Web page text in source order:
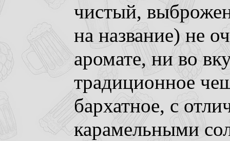
чистый,
на название) не
аромате, ни во
традиционное
бархатное, с
карамельными